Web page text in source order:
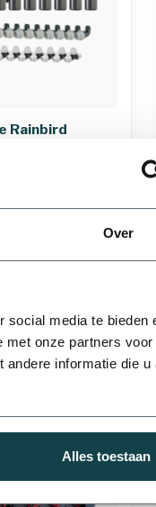
Over
media te bieden
met onze partners
informatie die u
Alles toestaan
Rainbird